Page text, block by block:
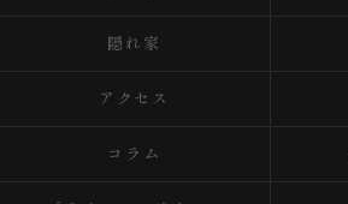
隠れ家
アクセス
コラム